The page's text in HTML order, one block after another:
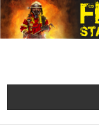
Skip
to
content